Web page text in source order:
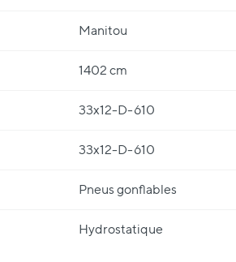
Manitou
1402 cm
33x12-D-610
33x12-D-610
Pneus gonflables
Hydrostatique